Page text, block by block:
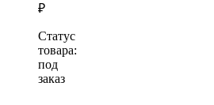
₽
Статус
товара:
под
заказ